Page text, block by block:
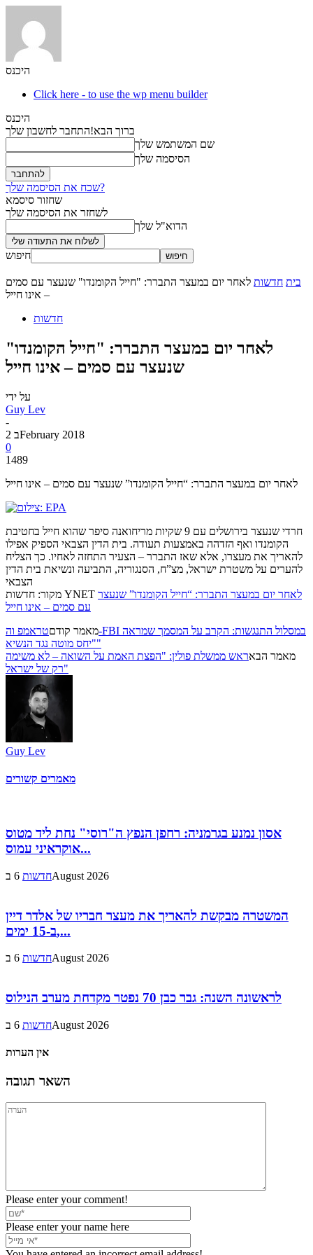
היכנס
Click here - to use the wp menu builder
היכנס
ברוך הבא!התחבר לחשבון שלך
שם המשתמש שלך
הסיסמה שלך
שכח את הסיסמה שלך?
שחזור סיסמא
לשחזר את הסיסמה שלך
הדוא"ל שלך
חיפוש
בית חדשות לאחר יום במעצר התברר: "חייל הקומנדו" שנעצר עם סמים
– אינו חייל
חדשות
לאחר יום במעצר התברר: "חייל הקומנדו"
שנעצר עם סמים – אינו חייל
על ידי
Guy Lev
-
2 בFebruary 2018
0
1489
לאחר יום במעצר התברר: “חייל הקומנדו” שנעצר עם סמים – אינו חייל
חרדי שנעצר בירושלים עם 9 שקיות מריחואנה סיפר שהוא חייל בחטיבת
הקומנדו ואף הזדהה באמצעות תעודה. בית הדין הצבאי הספיק אפילו
להאריך את מעצרו, אלא שאז התברר – הצעיר התחזה לאחיו. כך הצליח
להערים על משטרת ישראל, מצ”ח, הסנגוריה, התביעה ונשיאת בית הדין
הצבאי
מקור: חדשות YNET לאחר יום במעצר התברר: “חייל הקומנדו” שנעצר
עם סמים – אינו חייל
מאמר קודםטראמפ וה-FBI במסלול התנגשות: הקרב על המסמך שמראה
"יחס מוטה נגד הנשיא"
מאמר הבאראש ממשלת פולין: "הפצת האמת על השואה – לא משימה
רק של ישראל"
Guy Lev
מאמרים קשורים
אסון נמנע בגרמניה: רחפן הנפץ ה"רוסי" נחת ליד מטוס
אוקראיני עמוס...
חדשות6 בAugust 2026
המשטרה מבקשת להאריך את מעצר חבריו של אלדר דיין
ב-15 ימים,...
חדשות6 בAugust 2026
לראשונה השנה: גבר כבן 70 נפטר מקדחת מערב הנילוס
חדשות6 בAugust 2026
אין הערות
השאר תגובה
Please enter your comment!
Please enter your name here